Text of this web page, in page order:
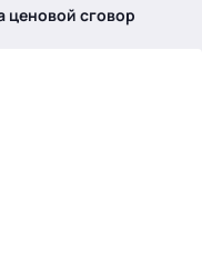
ценовой сговор